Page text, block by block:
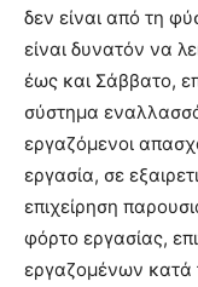
δεν είναι από τη
είναι δυνατόν να
έως και Σάββατο,
σύστημα
εργαζόμενοι
εργασία, σε
επιχείρηση
φόρτο εργασίας,
εργαζομένων κατά